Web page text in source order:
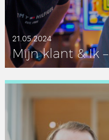
21.05.2024
Mijn klant & Ik –
LEES DIT ARTIKEL